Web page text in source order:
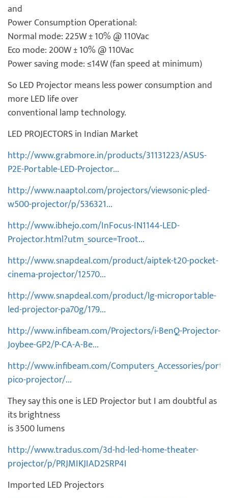
and
Power Consumption Operational:
Normal mode: 225W ± 10% @ 110Vac
Eco mode: 200W ± 10% @ 110Vac
Power saving mode: ≤14W (fan speed at minimum)
So LED Projector means less power consumption and
more LED life over
conventional lamp technology.
LED PROJECTORS in Indian Market
http://www.grabmore.in/products/31131223/ASUS-
P2E-Portable-LED-Projector...
http://www.naaptol.com/projectors/viewsonic-pled-
w500-projector/p/536321...
http://www.ibhejo.com/InFocus-IN1144-LED-
Projector.html?utm_source=Troot...
http://www.snapdeal.com/product/aiptek-t20-pocket-
cinema-projector/12570...
http://www.snapdeal.com/product/lg-microportable-
led-projector-pa70g/179...
http://www.infibeam.com/Projectors/i-BenQ-Projector-
Joybee-GP2/P-CA-A-Be...
http://www.infibeam.com/Computers_Accessories/
pico-projector/...
They say this one is LED Projector but I am doubtful as
its brightness
is 3500 lumens
http://www.tradus.com/3d-hd-led-home-theater-
projector/p/PRJMIKJIAD2SRP4I
Imported LED Projectors